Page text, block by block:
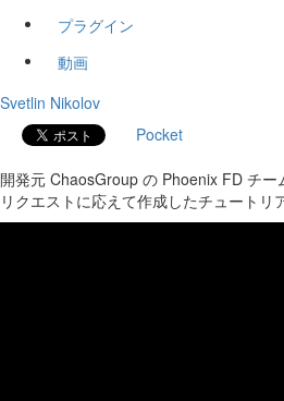
プラグイン
動画
Svetlin Nikolov
Pocket
開発元 ChaosGroup の Phoenix FD チ
リクエストに応えて作成したチュートリ